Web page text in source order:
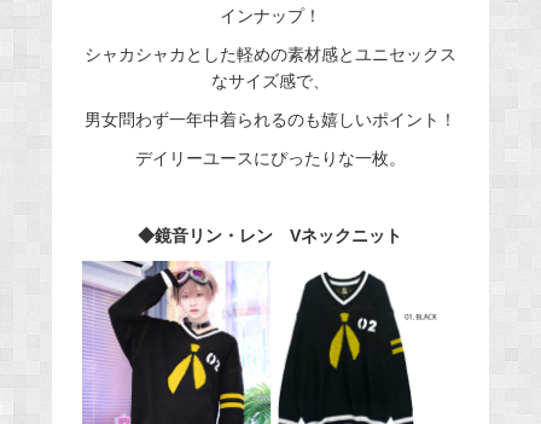
インナップ！
シャカシャカとした軽めの素材感とユニセックス
なサイズ感で、
男女問わず一年中着られるのも嬉しいポイント！
デイリーユースにぴったりな一枚。
◆鏡音リン・レン Vネックニット